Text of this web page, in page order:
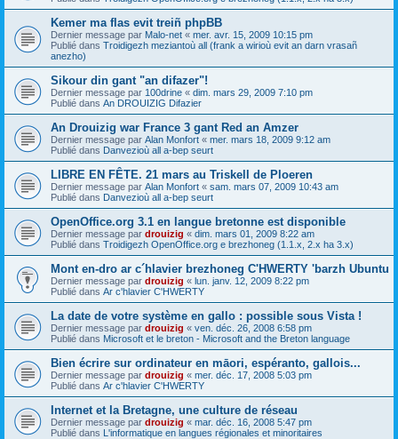
Kemer ma flas evit treiñ phpBB
Dernier message par Malo-net « mer. avr. 15, 2009 10:15 pm
Publié dans Troidigezh meziantoù all (frank a wirioù evit an darn vrasañ
anezho)
Sikour din gant "an difazer"!
Dernier message par 100drine « dim. mars 29, 2009 7:10 pm
Publié dans An DROUIZIG Difazier
An Drouizig war France 3 gant Red an Amzer
Dernier message par Alan Monfort « mer. mars 18, 2009 9:12 am
Publié dans Danvezioù all a-bep seurt
LIBRE EN FÊTE. 21 mars au Triskell de Ploeren
Dernier message par Alan Monfort « sam. mars 07, 2009 10:43 am
Publié dans Danvezioù all a-bep seurt
OpenOffice.org 3.1 en langue bretonne est disponible
Dernier message par drouizig « dim. mars 01, 2009 8:22 am
Publié dans Troidigezh OpenOffice.org e brezhoneg (1.1.x, 2.x ha 3.x)
Mont en-dro ar c´hlavier brezhoneg C'HWERTY 'barzh Ubuntu
Dernier message par drouizig « lun. janv. 12, 2009 8:22 pm
Publié dans Ar c'hlavier C'HWERTY
La date de votre système en gallo : possible sous Vista !
Dernier message par drouizig « ven. déc. 26, 2008 6:58 pm
Publié dans Microsoft et le breton - Microsoft and the Breton language
Bien écrire sur ordinateur en māori, espéranto, gallois...
Dernier message par drouizig « mer. déc. 17, 2008 5:03 pm
Publié dans Ar c'hlavier C'HWERTY
Internet et la Bretagne, une culture de réseau
Dernier message par drouizig « mar. déc. 16, 2008 5:47 pm
Publié dans L'informatique en langues régionales et minoritaires